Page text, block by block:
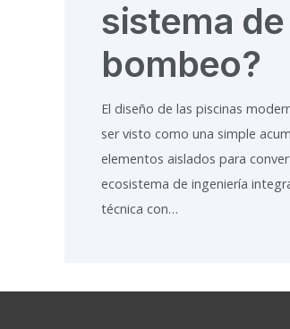
sistema de
bombeo?
El diseño de las piscinas
ser visto como una simple
elementos aislados para
ecosistema de ingeniería
técnica con…